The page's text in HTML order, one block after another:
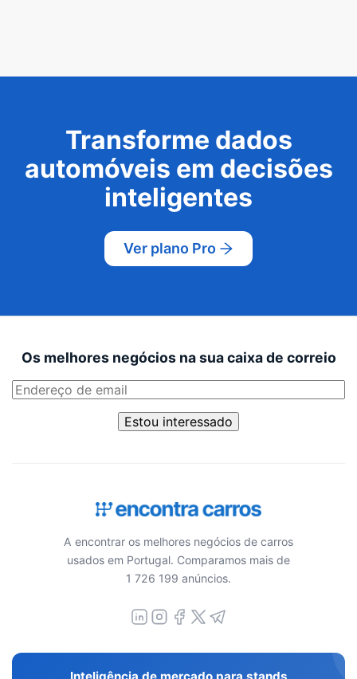
Transforme dados
automóveis em decisões
inteligentes
Ver plano Pro
Os melhores negócios na sua caixa de correio
Estou interessado
A encontrar os melhores negócios de carros
usados em Portugal. Comparamos mais de
1 726 199 anúncios.
Inteligência de mercado para stands